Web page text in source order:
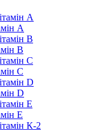
A
B
С
D
E